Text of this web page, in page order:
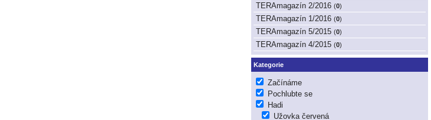
TERAmagazín 2/2016 (0)
TERAmagazín 1/2016 (0)
TERAmagazín 5/2015 (0)
TERAmagazín 4/2015 (0)
Kategorie
Začínáme
Pochlubte se
Hadi
Užovka červená